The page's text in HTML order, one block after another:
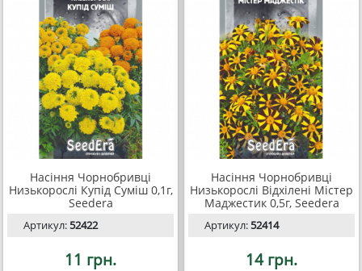
Насіння Чорнобривці
Низькорослі Купід Суміш 0,1г,
Seedera
Артикул:52422
11 грн.
Насіння Чорнобривці
Низькорослі Відхілені Містер
Маджестик 0,5г, Seedera
Артикул:52414
14 грн.